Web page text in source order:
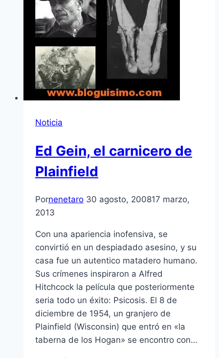
Noticia
Ed Gein, el carnicero de
Plainfield
Pornenetaro 30 agosto, 200817 marzo,
2013
Con una apariencia inofensiva, se
convirtió en un despiadado asesino, y su
casa fue un autentico matadero humano.
Sus crí­menes inspiraron a Alfred
Hitchcock la pelí­cula que posteriormente
seria todo un éxito: Psicosis. El 8 de
diciembre de 1954, un granjero de
Plainfield (Wisconsin) que entró en «la
taberna de los Hogan» se encontro con…